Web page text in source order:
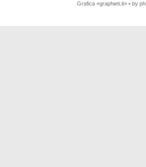
Grafica «graphieti.it» • by